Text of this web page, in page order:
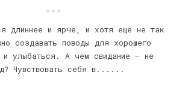
длиннее и ярче, и хотя еще не так
создавать поводы для хорошего
и улыбаться. А чем свидание – не
Чувствовать себя в......